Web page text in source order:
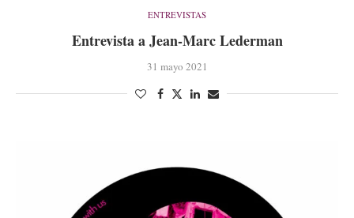
ENTREVISTAS
Entrevista a Jean-Marc Lederman
31 mayo 2021